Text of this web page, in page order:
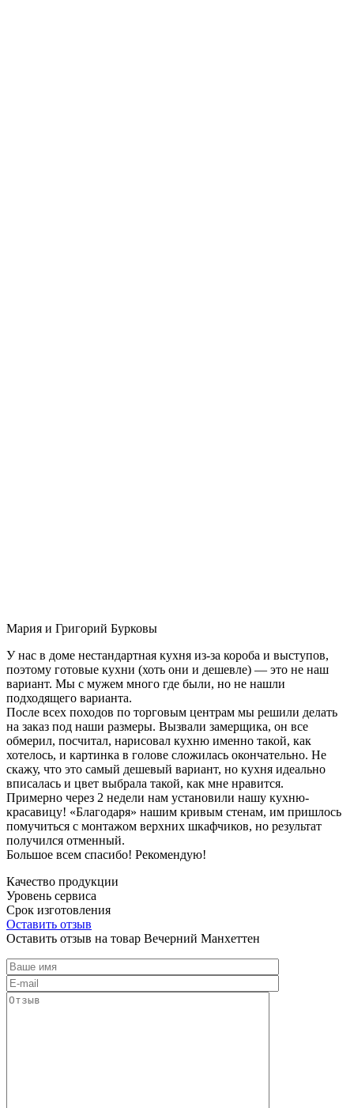
Мария и Григорий Бурковы
У нас в доме нестандартная кухня из-за короба и выступов,
поэтому готовые кухни (хоть они и дешевле) — это не наш
вариант. Мы с мужем много где были, но не нашли
подходящего варианта.
После всех походов по торговым центрам мы решили делать
на заказ под наши размеры. Вызвали замерщика, он все
обмерил, посчитал, нарисовал кухню именно такой, как
хотелось, и картинка в голове сложилась окончательно. Не
скажу, что это самый дешевый вариант, но кухня идеально
вписалась и цвет выбрала такой, как мне нравится.
Примерно через 2 недели нам установили нашу кухню-
красавицу! «Благодаря» нашим кривым стенам, им пришлось
помучиться с монтажом верхних шкафчиков, но результат
получился отменный.
Большое всем спасибо! Рекомендую!
Качество продукции
Уровень сервиса
Срок изготовления
Оставить отзыв
Оставить отзыв на товар Вечерний Манхеттен